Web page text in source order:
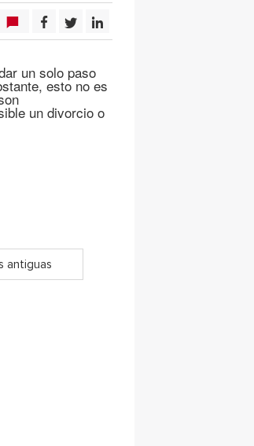
un solo paso
esto no es
un divorcio o
antiguas